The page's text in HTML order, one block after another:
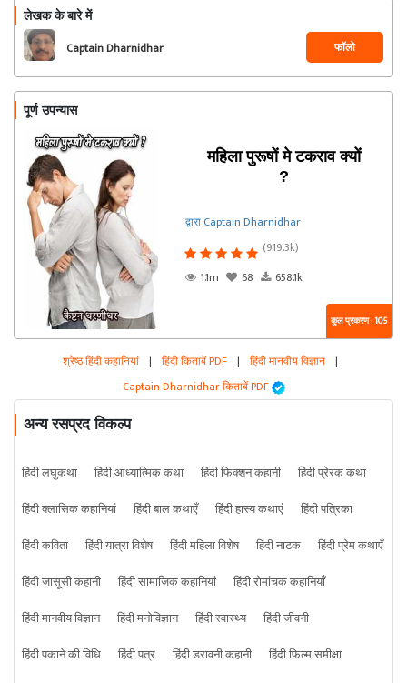
लेखक के बारे में
Captain Dharnidhar फॉलो
पूर्ण उपन्यास
महिला पुरूषों मे टकराव क्यों
?
द्वारा Captain Dharnidhar
(919.3k)
1.1m
68 658.1k
कुल प्रकरण : 105
श्रेष्ठ हिंदी कहानियां | हिंदी किताबें PDF | हिंदी मानवीय विज्ञान |
Captain Dharnidhar किताबें PDF
अन्य रसप्रद विकल्प
हिंदी लघुकथा हिंदी आध्यात्मिक कथा हिंदी फिक्शन कहानी
हिंदी प्रेरक कथा
हिंदी क्लासिक कहानियां
हिंदी बाल कथाएँ हिंदी हास्य कथाएं
हिंदी पत्रिका
हिंदी कविता
हिंदी यात्रा विशेष हिंदी महिला विशेष हिंदी नाटक
हिंदी प्रेम कथाएँ
हिंदी जासूसी कहानी
हिंदी सामाजिक कहानियां
हिंदी रोमांचक कहानियाँ
हिंदी मानवीय विज्ञान
हिंदी मनोविज्ञान हिंदी स्वास्थ्य
हिंदी जीवनी
हिंदी पकाने की विधि
हिंदी पत्र हिंदी डरावनी कहानी
हिंदी फिल्म समीक्षा